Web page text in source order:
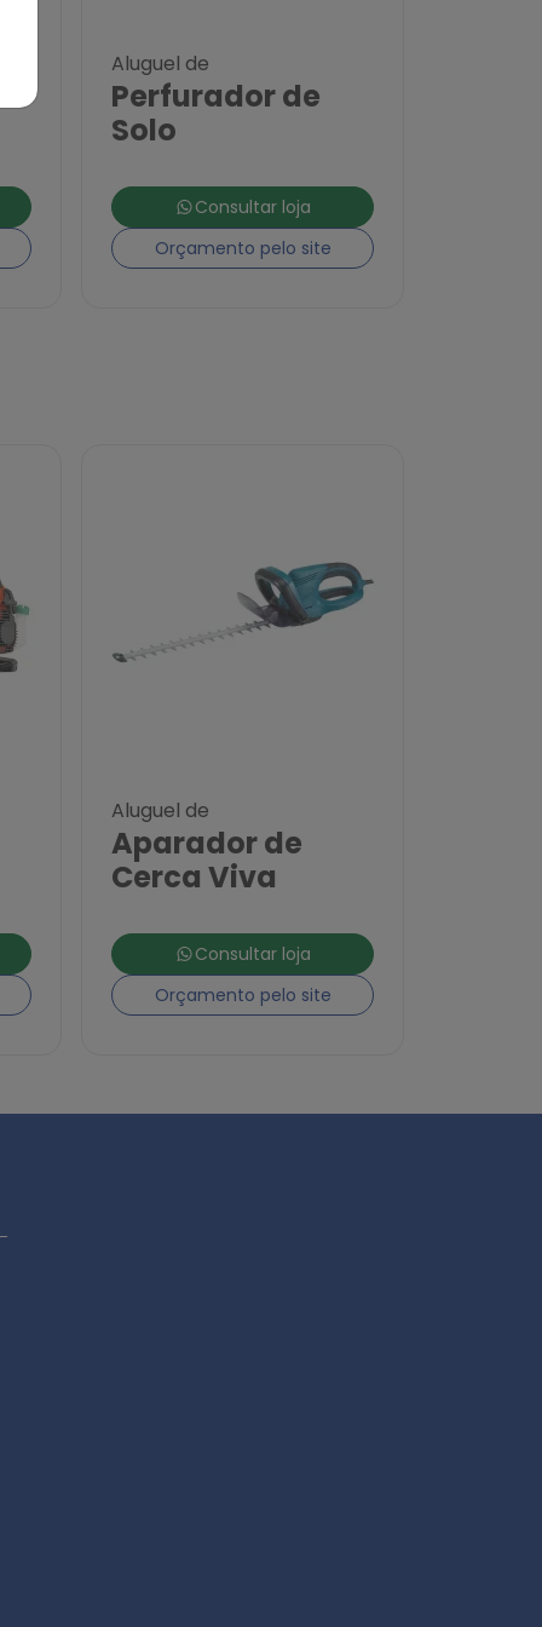
Aluguel de
Perfurador de
Solo
Consultar loja
Orçamento pelo site
Aluguel de
Aparador de
Cerca Viva
Consultar loja
Orçamento pelo site